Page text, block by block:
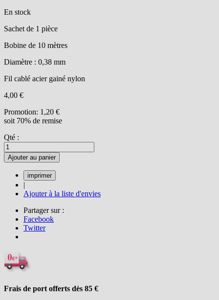
En stock
Sachet de 1 pièce
Bobine de 10 mètres
Diamètre : 0,38 mm
Fil cablé acier gainé nylon
4,00 €
Promotion: 1,20 €
soit 70% de remise
Qté :
Ajouter au panier
|
Ajouter à la liste d'envies
Partager sur :
Facebook
Twitter
Frais de port offerts dès 85 €